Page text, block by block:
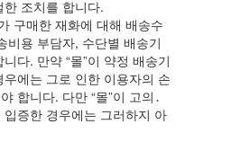
조치를 합니다.
구매한 재화에 대해 배송수
비용 부담자, 수단별 배송기
다. 만약 “몰”이 약정 배송기
우에는 그로 인한 이용자의 손
합니다. 다만 “몰”이 고의․
증한 경우에는 그러하지 아